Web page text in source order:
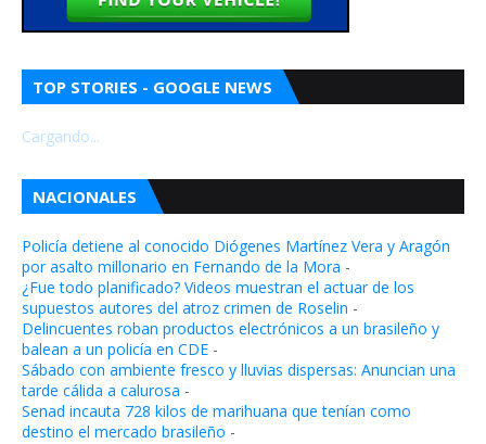
TOP STORIES - GOOGLE NEWS
Cargando...
NACIONALES
Policía detiene al conocido Diógenes Martínez Vera y Aragón
por asalto millonario en Fernando de la Mora -
¿Fue todo planificado? Videos muestran el actuar de los
supuestos autores del atroz crimen de Roselin -
Delincuentes roban productos electrónicos a un brasileño y
balean a un policía en CDE -
Sábado con ambiente fresco y lluvias dispersas: Anuncian una
tarde cálida a calurosa -
Senad incauta 728 kilos de marihuana que tenían como
destino el mercado brasileño -